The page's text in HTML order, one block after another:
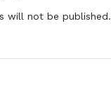
will not be published.